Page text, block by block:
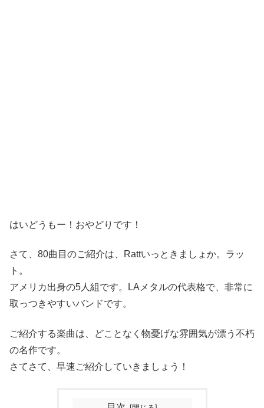
はいどうもー！おやどりです！
さて、80曲目のご紹介は、Rattいっときましょか。ラッ
ト。
アメリカ出身の5人組です。LAメタルの代表格で、非常に
取っつきやすいバンドです。
ご紹介する楽曲は、どことなく物憂げな雰囲気が漂う不朽
の名作です。
さてさて、早速ご紹介していきましょう！